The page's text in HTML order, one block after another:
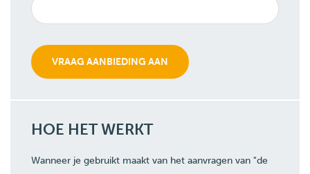
HOE HET WERKT
Wanneer je gebruikt maakt van het aanvragen van "de